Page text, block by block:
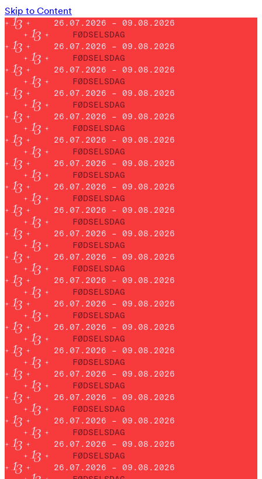
Skip to Content
26.07.2026 – 09.08.2026
FØDSELSDAG
26.07.2026 – 09.08.2026
FØDSELSDAG
26.07.2026 – 09.08.2026
FØDSELSDAG
26.07.2026 – 09.08.2026
FØDSELSDAG
26.07.2026 – 09.08.2026
FØDSELSDAG
26.07.2026 – 09.08.2026
FØDSELSDAG
26.07.2026 – 09.08.2026
FØDSELSDAG
26.07.2026 – 09.08.2026
FØDSELSDAG
26.07.2026 – 09.08.2026
FØDSELSDAG
26.07.2026 – 09.08.2026
FØDSELSDAG
26.07.2026 – 09.08.2026
FØDSELSDAG
26.07.2026 – 09.08.2026
FØDSELSDAG
26.07.2026 – 09.08.2026
FØDSELSDAG
26.07.2026 – 09.08.2026
FØDSELSDAG
26.07.2026 – 09.08.2026
FØDSELSDAG
26.07.2026 – 09.08.2026
FØDSELSDAG
26.07.2026 – 09.08.2026
FØDSELSDAG
26.07.2026 – 09.08.2026
FØDSELSDAG
26.07.2026 – 09.08.2026
FØDSELSDAG
26.07.2026 – 09.08.2026